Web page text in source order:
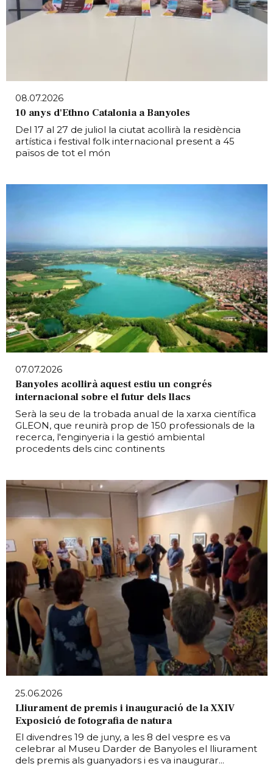
08.07.2026
10 anys d'Ethno Catalonia a Banyoles
Del 17 al 27 de juliol la ciutat acollirà la residència
artística i festival folk internacional present a 45
països de tot el món
07.07.2026
Banyoles acollirà aquest estiu un congrés
internacional sobre el futur dels llacs
Serà la seu de la trobada anual de la xarxa científica
GLEON, que reunirà prop de 150 professionals de la
recerca, l'enginyeria i la gestió ambiental
procedents dels cinc continents
25.06.2026
Lliurament de premis i inauguració de la XXIV
Exposició de fotografia de natura
El divendres 19 de juny, a les 8 del vespre es va
celebrar al Museu Darder de Banyoles el lliurament
dels premis als guanyadors i es va inaugurar...